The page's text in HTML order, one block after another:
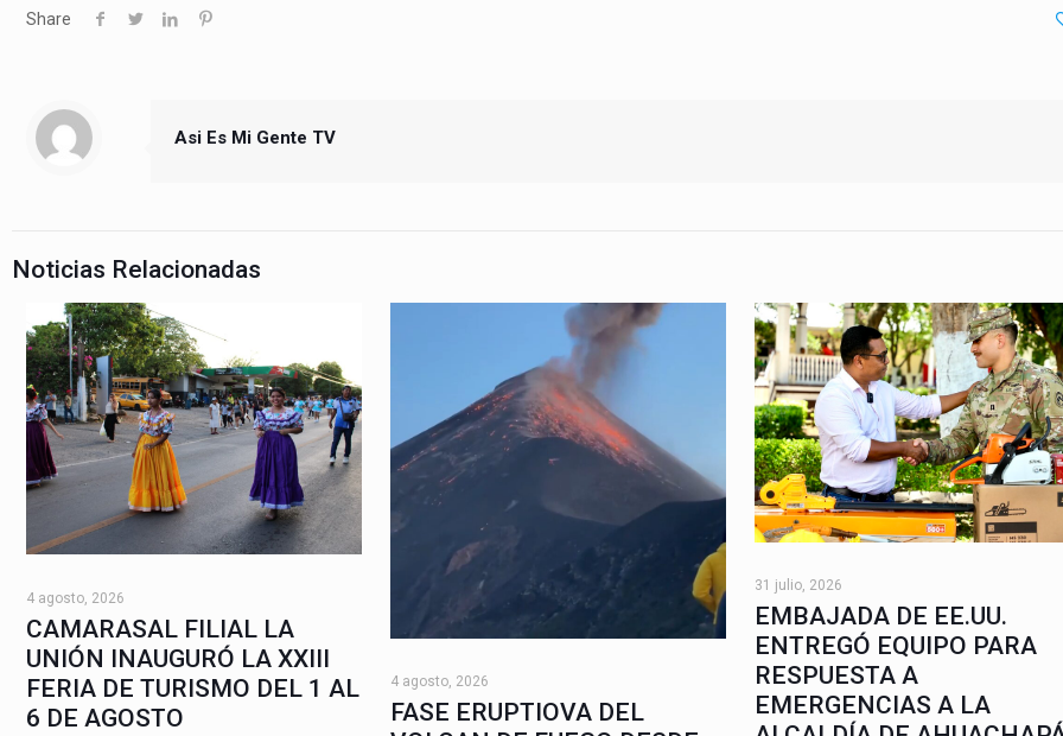
Share
Asi Es Mi Gente TV
Noticias Relacionadas
4 agosto, 2026
CAMARASAL FILIAL LA
UNIÓN INAUGURÓ LA XXIII
FERIA DE TURISMO DEL 1 AL
6 DE AGOSTO
4 agosto, 2026
FASE ERUPTIOVA DEL
31 julio, 2026
EMBAJADA DE EE.UU.
ENTREGÓ EQUIPO PARA
RESPUESTA A
EMERGENCIAS A LA